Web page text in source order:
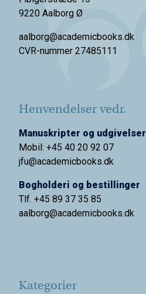
9220 Aalborg Ø
aalborg@academicbooks.dk
CVR-nummer 27485111
Henvendelser vedr.
Manuskripter og udgivelser
Mobil: +45 40 20 92 07
jfu@academicbooks.dk
Bogholderi og bestillinger
Tlf. +45 89 37 35 85
aalborg@academicbooks.dk
Kategorier